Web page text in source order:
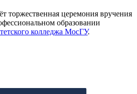
торжественная церемония вручения
образовании
колледжа МосГУ.